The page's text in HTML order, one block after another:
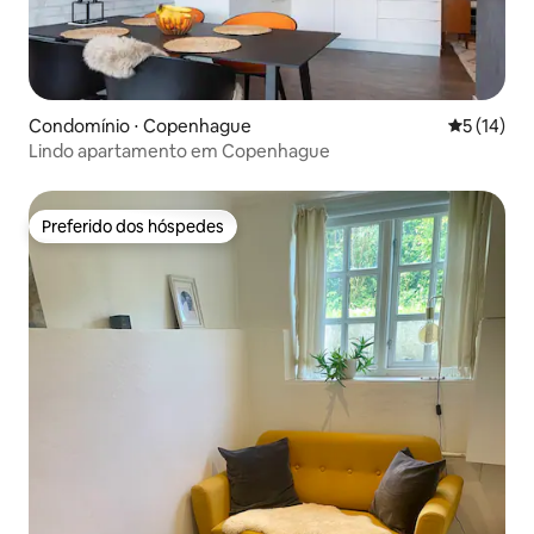
Condomínio ⋅ Copenhague 5 de uma
5 (14)
Lindo apartamento em Copenhague
Preferido dos hóspedes
Preferido dos hóspedes